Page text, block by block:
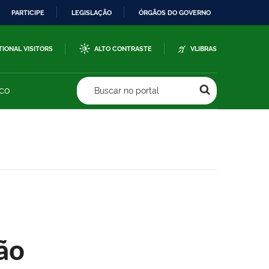
PARTICIPE LEGISLAÇÃO ÓRGÃOS DO GOVERNO
VISITORS ALTO CONTRASTE VLIBRAS
Buscar no portal